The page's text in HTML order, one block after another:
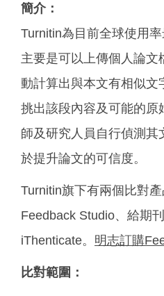
簡介：
Turnitin為目前全球使用
主要是可以上傳個人論文
動計算出與本文有相似文
挑出該段內容及可能的原
師及研究人員自行偵測其
於提升論文的可信度。
Turnitin旗下有兩個比對
Feedback Studio、給期
iThenticate。 明志訂購
比對範圍：